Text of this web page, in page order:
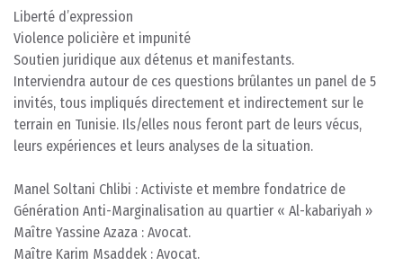
Liberté d’expression
Violence policière et impunité
Soutien juridique aux détenus et manifestants.
Interviendra autour de ces questions brûlantes un panel de 5
invités, tous impliqués directement et indirectement sur le
terrain en Tunisie. Ils/elles nous feront part de leurs vécus,
leurs expériences et leurs analyses de la situation.
Manel Soltani Chlibi : Activiste et membre fondatrice de
Génération Anti-Marginalisation au quartier « Al-kabariyah »
Maître Yassine Azaza : Avocat.
Maître Karim Msaddek : Avocat.